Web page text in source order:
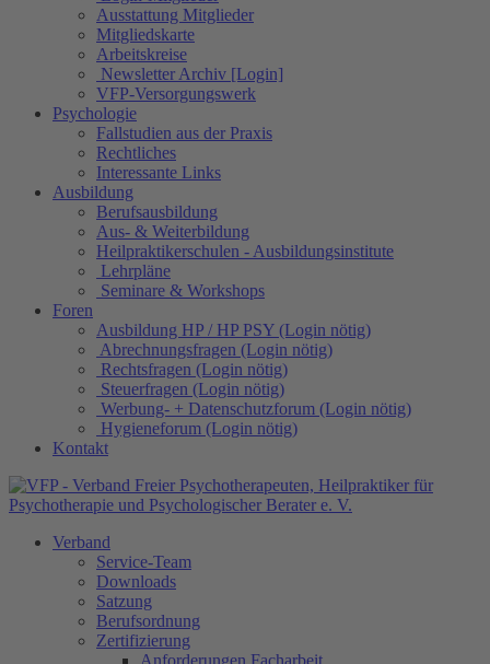
Ausstattung Mitglieder
Mitgliedskarte
Arbeitskreise
Newsletter Archiv [Login]
VFP-Versorgungswerk
Psychologie
Fallstudien aus der Praxis
Rechtliches
Interessante Links
Ausbildung
Berufsausbildung
Aus- & Weiterbildung
Heilpraktikerschulen - Ausbildungsinstitute
Lehrpläne
Seminare & Workshops
Foren
Ausbildung HP / HP PSY (Login nötig)
Abrechnungsfragen (Login nötig)
Rechtsfragen (Login nötig)
Steuerfragen (Login nötig)
Werbung- + Datenschutzforum (Login nötig)
Hygieneforum (Login nötig)
Kontakt
Verband
Service-Team
Downloads
Satzung
Berufsordnung
Zertifizierung
Anforderungen Facharbeit